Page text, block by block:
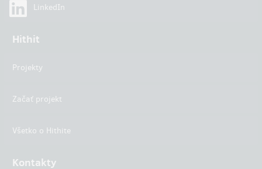
LinkedIn
Hithit
Projekty
Začať projekt
Všetko o Hithite
Kontakty